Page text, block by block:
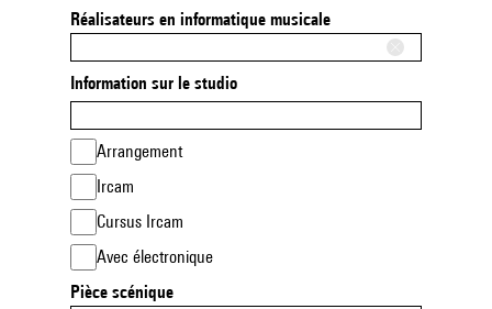
Réalisateurs en informatique musicale
Information sur le studio
Arrangement
Ircam
Cursus Ircam
Avec électronique
Pièce scénique